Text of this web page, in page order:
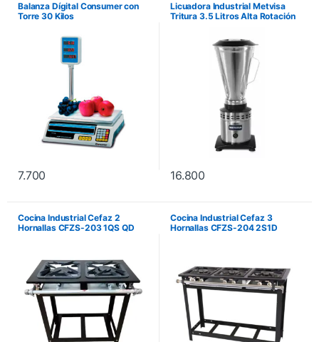
Balanza Dígital Consumer con
Torre 30 Kilos
7.700
Licuadora Industrial Metvisa
Tritura 3.5 Litros Alta Rotación
16.800
Cocina Industrial Cefaz 2
Hornallas CFZS-203 1QS QD
Cocina Industrial Cefaz 3
Hornallas CFZS-204 2S1D